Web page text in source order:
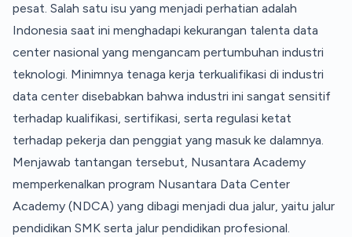
pesat. Salah satu isu yang menjadi perhatian adalah
Indonesia saat ini menghadapi kekurangan talenta data
center nasional yang mengancam pertumbuhan industri
teknologi. Minimnya tenaga kerja terkualifikasi di industri
data center disebabkan bahwa industri ini sangat sensitif
terhadap kualifikasi, sertifikasi, serta regulasi ketat
terhadap pekerja dan penggiat yang masuk ke dalamnya.
Menjawab tantangan tersebut, Nusantara Academy
memperkenalkan program Nusantara Data Center
Academy (NDCA) yang dibagi menjadi dua jalur, yaitu jalur
pendidikan SMK serta jalur pendidikan profesional.